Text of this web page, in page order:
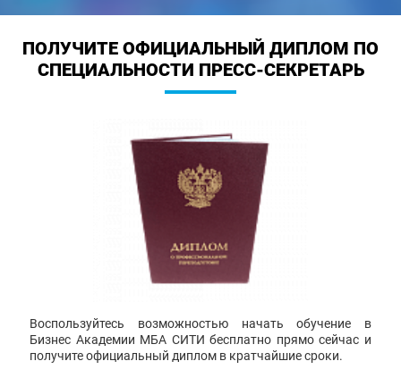
ПОЛУЧИТЕ ОФИЦИАЛЬНЫЙ ДИПЛОМ ПО
СПЕЦИАЛЬНОСТИ ПРЕСС-СЕКРЕТАРЬ
Воспользуйтесь возможностью начать обучение в
Бизнес Академии МБА СИТИ бесплатно прямо сейчас и
получите официальный диплом в кратчайшие сроки.